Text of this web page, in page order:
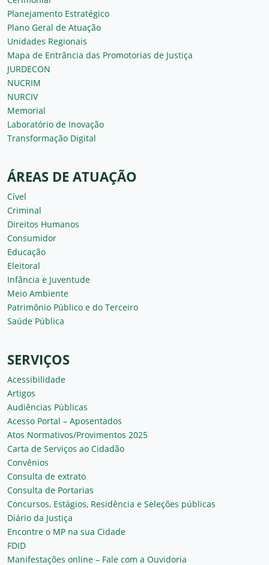
Planejamento Estratégico
Plano Geral de Atuação
Unidades Regionais
Mapa de Entrância das Promotorias de Justiça
JURDECON
NUCRIM
NURCIV
Memorial
Laboratório de Inovação
Transformação Digital
ÁREAS DE ATUAÇÃO
Cível
Criminal
Direitos Humanos
Consumidor
Educação
Eleitoral
Infância e Juventude
Meio Ambiente
Patrimônio Público e do Terceiro
Saúde Pública
SERVIÇOS
Acessibilidade
Artigos
Audiências Públicas
Acesso Portal – Aposentados
Atos Normativos/Provimentos 2025
Carta de Serviços ao Cidadão
Convênios
Consulta de extrato
Consulta de Portarias
Concursos, Estágios, Residência e Seleções públicas
Diário da Justiça
Encontre o MP na sua Cidade
FDID
Manifestações online – Fale com a Ouvidoria